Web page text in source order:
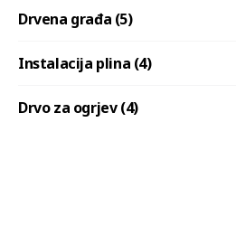
Drvena građa (5)
Instalacija plina (4)
Drvo za ogrjev (4)